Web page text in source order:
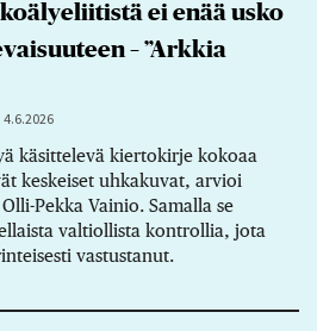
ei enää usko
– ”Arkkia
4.6.2026
käsittelevä kiertokirje kokoaa
keskeiset uhkakuvat, arvioi
Pekka Vainio. Samalla se
valtiollista kontrollia, jota
vastustanut.